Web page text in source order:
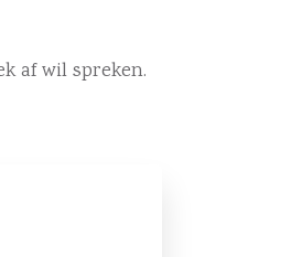
af wil spreken.